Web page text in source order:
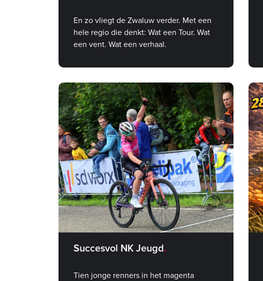
En zo vliegt de Zwaluw verder. Met een
hele regio die denkt: Wat een Tour. Wat
een vent. Wat een verhaal.
Succesvol NK Jeugd
Tien jonge renners in het magenta